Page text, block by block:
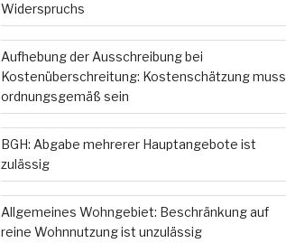
Widerspruchs
Aufhebung der Ausschreibung bei
Kostenüberschreitung: Kostenschätzung muss
ordnungsgemäß sein
BGH: Abgabe mehrerer Hauptangebote ist
zulässig
Allgemeines Wohngebiet: Beschränkung auf
reine Wohnnutzung ist unzulässig